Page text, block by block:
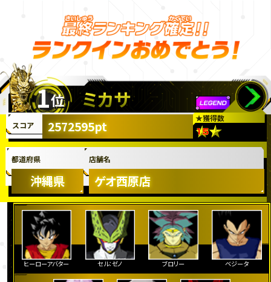
1位 ミカサ
★獲得数
スコア 2572595pt
都道府県
沖縄県
店舗名
ゲオ西原店
ヒーローアバター セル：ゼノ ブロリー ベジータ